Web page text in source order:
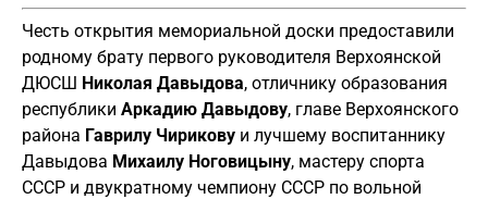
Честь открытия мемориальной доски предоставили
родному брату первого руководителя Верхоянской
ДЮСШ Николая Давыдова, отличнику образования
республики Аркадию Давыдову, главе Верхоянского
района Гаврилу Чирикову и лучшему воспитаннику
Давыдова Михаилу Ноговицыну, мастеру спорта
СССР и двукратному чемпиону СССР по вольной